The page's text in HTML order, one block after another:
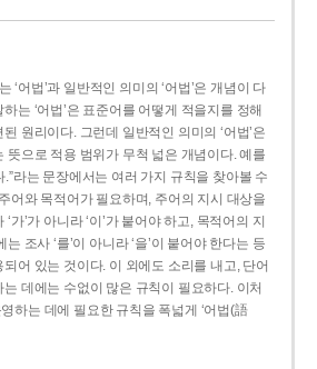
‘어법’과 일반적인 의미의 ‘어법’은 개념이 다
는 ‘어법’은 표준어를 어떻게 적을지를 정해
원리이다. 그런데 일반적인 의미의 ‘어법’은
뜻으로 적용 범위가 무척 넓은 개념이다. 예를
.”라는 문장에서는 여러 가지 규칙을 찾아볼 수
어와 목적어가 필요하며, 주어의 지시 대상을
‘가’가 아니라 ‘이’가 붙어야 하고, 목적어의 지
는 조사 ‘를’이 아니라 ‘을’이 붙어야 한다는 등
어 있는 것이다. 이 외에도 소리를 내고, 단어
데에는 수없이 많은 규칙이 필요하다. 이처
하는 데에 필요한 규칙을 폭넓게 ‘어법(語